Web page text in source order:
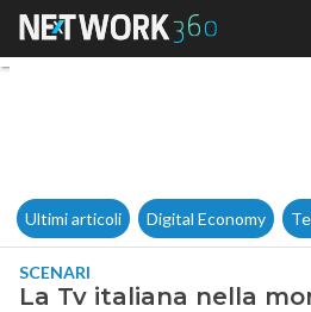
La Tv
Ultimi articoli Digital Economy
SCENARI
La Tv italiana nella